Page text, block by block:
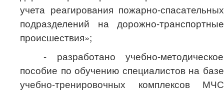
учета реагирования пожарно-спасательных
подразделений на дорожно-транспортные
происшествия»;
- разработано учебно-методическое
пособие по обучению специалистов на базе
учебно-тренировочных комплексов МЧС